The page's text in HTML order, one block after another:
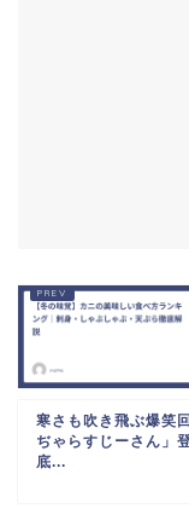
寒さも吹き飛ぶ爆笑
ぢゃらすじーさん」
底...